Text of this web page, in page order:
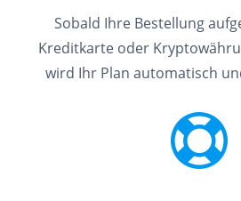
Sobald Ihre Bestellung
Kreditkarte oder
wird Ihr Plan automatisch